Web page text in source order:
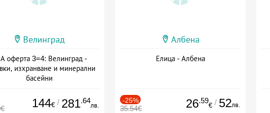
Велинград
оферта 3=4: Велинград -
изхранване и минерални
басейни
144€ / 281.64
лв.
Албена
Елица - Албена
-25%
35.54€ 26.59
€ / 52лв.